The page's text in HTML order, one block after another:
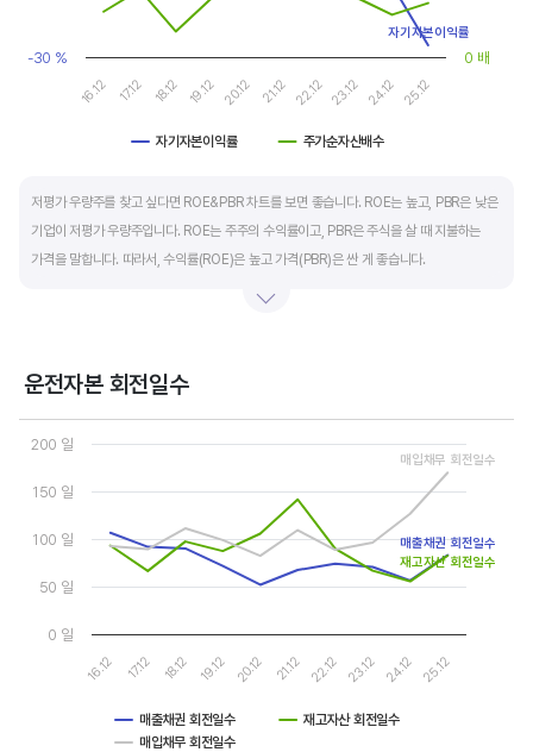
자기자본이익률 주가순자산배수
16.12 17.12 18.12 19.12 20.12 21.12 22.12 23.12 24.12 25.12
-30 % 0 배
자기자본이익률
저평가 우량주를 찾고 싶다면 ROE&PBR 차트를 보면 좋습니다. ROE는 높고, PBR은 낮은
기업이 저평가 우량주입니다. ROE는 주주의 수익률이고, PBR은 주식을 살 때 지불하는
가격을 말합니다. 따라서, 수익률(ROE)은 높고 가격(PBR)은 싼 게 좋습니다.
운전자본 회전일수
Chart
Line chart with 3 lines.
The chart has 1 X axis displaying categories.
The chart has 2 Y axes displaying values, and values.
매출채권 회전일수
재고자산 회전일수
매입채무 회전일수
16.12 17.12 18.12 19.12 20.12 21.12 22.12 23.12 24.12 25.12
0 일
50 일
100 일
150 일
200 일
매출채권 회전일수
재고자산 회전일수
매입채무 회전일수